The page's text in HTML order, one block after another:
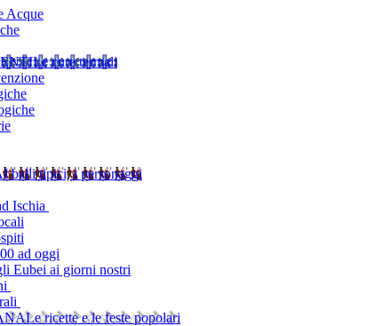
Acque
Le cure termali
I balli tipici, i personaggi
Ischia
ad oggi
Eubei ai giorni nostri
Le ricette e le feste popolari